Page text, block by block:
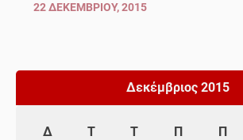
22 ΔΕΚΕΜΒΡΊΟΥ, 2015
Δεκέμβριος 2015
Δ Τ Τ Π Π